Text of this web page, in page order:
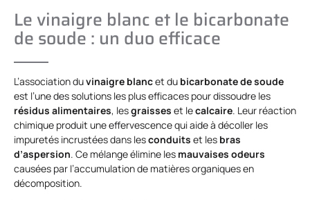
Le vinaigre blanc et le bicarbonate
de soude : un duo efficace
L’association duvinaigre blancet du bicarbonate de soude
est l’une des solutions les plus efficaces pour dissoudre les
résidus alimentaires, lesgraisses et lecalcaire. Leur réaction
chimique produit une effervescence qui aide à décoller les
impuretés incrustées dans lesconduits et les bras
d’aspersion. Ce mélange élimine les mauvaises odeurs
causées par l’accumulation de matières organiques en
décomposition.